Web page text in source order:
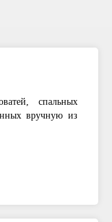
спальных
вручную из